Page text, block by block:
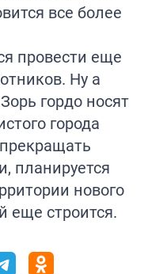
все более
провести еще
Ну а
гордо носят
города
планируется
нового
еще строится.